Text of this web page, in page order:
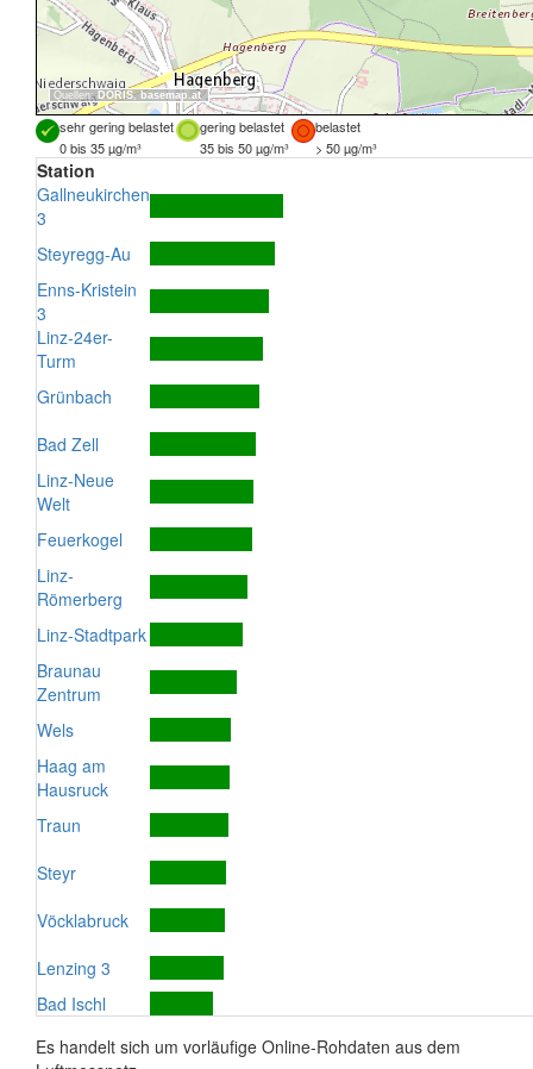
Quellen: DORIS,basemap.at
sehr gering belastet gering belastet
belastet
0 bis 35 µg/m³
35 bis 50 µg/m³ > 50 µg/m³
Station
Gallneukirchen
3
Steyregg-Au
Enns-Kristein
3
Linz-24er-
Turm
Grünbach
Bad Zell
Linz-Neue
Welt
Feuerkogel
Linz-
Römerberg
Linz-Stadtpark
Braunau
Zentrum
Wels
Haag am
Hausruck
Traun
Steyr
Vöcklabruck
Lenzing 3
Bad Ischl
Es handelt sich um vorläufige Online-Rohdaten aus dem